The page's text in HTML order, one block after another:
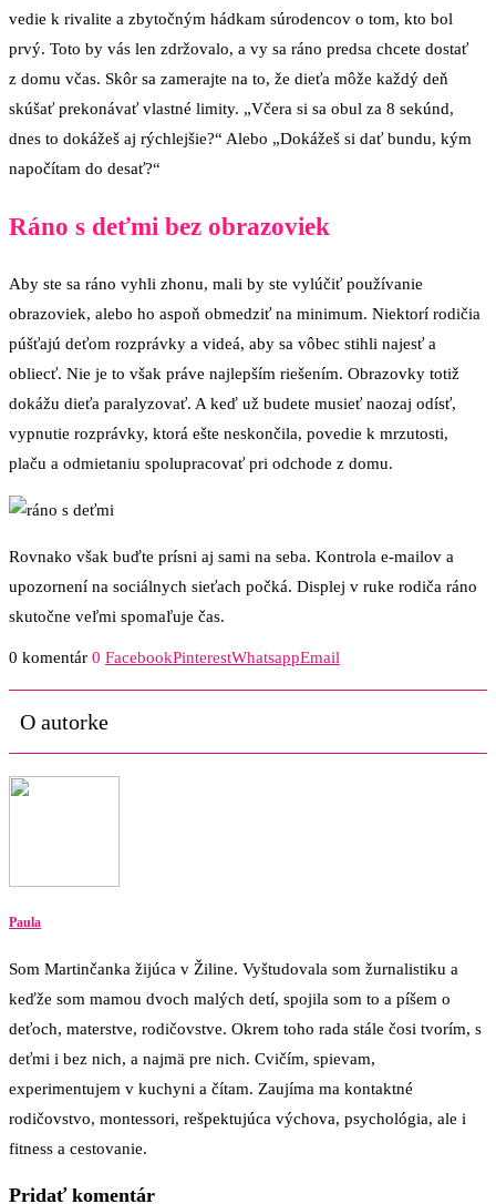
vedie k rivalite a zbytočným hádkam súrodencov o tom, kto bol
prvý. Toto by vás len zdržovalo, a vy sa ráno predsa chcete dostať
z domu včas. Skôr sa zamerajte na to, že dieťa môže každý deň
skúšať prekonávať vlastné limity. „Včera si sa obul za 8 sekúnd,
dnes to dokážeš aj rýchlejšie?“ Alebo „Dokážeš si dať bundu, kým
napočítam do desať?“
Ráno s deťmi bez obrazoviek
Aby ste sa ráno vyhli zhonu, mali by ste vylúčiť používanie
obrazoviek, alebo ho aspoň obmedziť na minimum. Niektorí rodičia
púšťajú deťom rozprávky a videá, aby sa vôbec stihli najesť a
obliecť. Nie je to však práve najlepším riešením. Obrazovky totiž
dokážu dieťa paralyzovať. A keď už budete musieť naozaj odísť,
vypnutie rozprávky, ktorá ešte neskončila, povedie k mrzutosti,
plaču a odmietaniu spolupracovať pri odchode z domu.
Rovnako však buďte prísni aj sami na seba. Kontrola e-mailov a
upozornení na sociálnych sieťach počká. Displej v ruke rodiča ráno
skutočne veľmi spomaľuje čas.
0 komentár 0 FacebookPinterestWhatsappEmail
O autorke
Paula
Som Martinčanka žijúca v Žiline. Vyštudovala som žurnalistiku a
keďže som mamou dvoch malých detí, spojila som to a píšem o
deťoch, materstve, rodičovstve. Okrem toho rada stále čosi tvorím, s
deťmi i bez nich, a najmä pre nich. Cvičím, spievam,
experimentujem v kuchyni a čítam. Zaujíma ma kontaktné
rodičovstvo, montessori, rešpektujúca výchova, psychológia, ale i
fitness a cestovanie.
Pridať komentár